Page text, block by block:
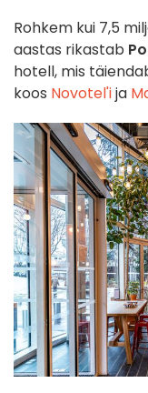
Rohkem kui 7,5
aastas rikastab
hotell, mis
koos Novotel'ija